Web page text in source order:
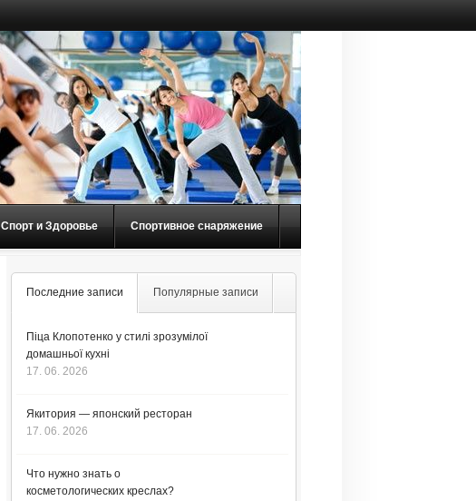
Спорт и Здоровье Спортивное снаряжение
Последние записи Популярные записи
Піца Клопотенко у стилі зрозумілої
домашньої кухні
17. 06. 2026
Якитория — японский ресторан
17. 06. 2026
Что нужно знать о
косметологических креслах?